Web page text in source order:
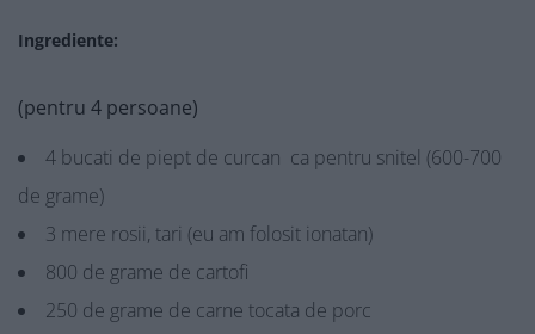
Ingrediente:
(pentru 4 persoane)
4 bucati de piept de curcan ca pentru snitel (600-700
de grame)
3 mere rosii, tari (eu am folosit ionatan)
800 de grame de cartofi
250 de grame de carne tocata de porc